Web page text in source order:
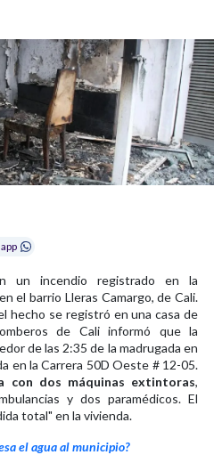
un incendio registrado en la
el barrio Lleras Camargo, de Cali.
hecho se registró en una casa de
de Cali informó que la
de las 2:35 de la madrugada en
en la Carrera 50D Oeste # 12-05.
con dos máquinas extintoras,
y dos paramédicos. El
total" en la vivienda.
el agua al municipio?